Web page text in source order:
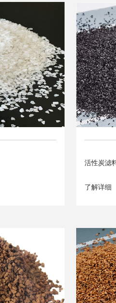
活性炭滤
了解详细